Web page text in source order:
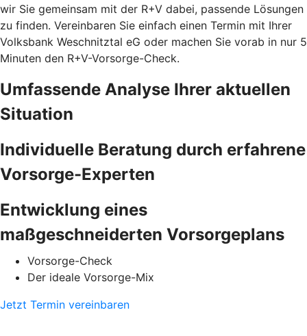
wir Sie gemeinsam mit der R+V dabei, passende Lösungen
zu finden. Vereinbaren Sie einfach einen Termin mit Ihrer
Volksbank Weschnitztal eG oder machen Sie vorab in nur 5
Minuten den R+V-Vorsorge-Check.
Umfassende Analyse Ihrer aktuellen
Situation
Individuelle Beratung durch erfahrene
Vorsorge-Experten
Entwicklung eines
maßgeschneiderten Vorsorgeplans
Vorsorge-Check
Der ideale Vorsorge-Mix
Jetzt Termin vereinbaren